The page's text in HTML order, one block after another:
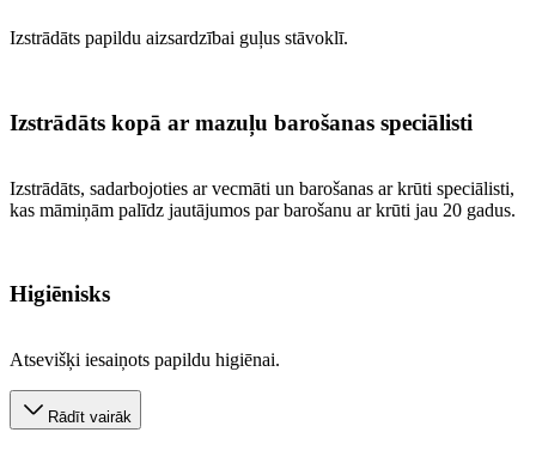
Izstrādāts papildu aizsardzībai guļus stāvoklī.
Izstrādāts kopā ar mazuļu barošanas speciālisti
Izstrādāts, sadarbojoties ar vecmāti un barošanas ar krūti speciālisti,
kas māmiņām palīdz jautājumos par barošanu ar krūti jau 20 gadus.
Higiēnisks
Atsevišķi iesaiņots papildu higiēnai.
Rādīt vairāk